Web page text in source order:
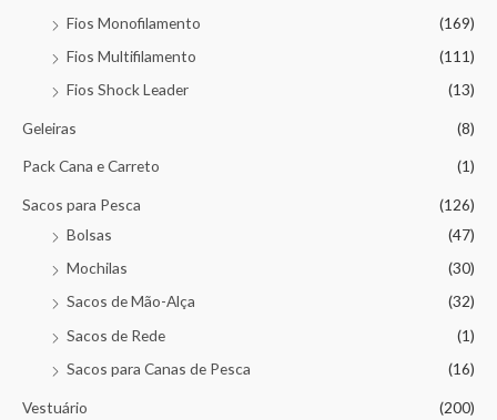
Fios Monofilamento
(169)
Fios Multifilamento
(111)
Fios Shock Leader
(13)
Geleiras (8)
Pack Cana e Carreto (1)
Sacos para Pesca
(126)
Bolsas
(47)
Mochilas
(30)
Sacos de Mão-Alça
(32)
Sacos de Rede
(1)
Sacos para Canas de Pesca
(16)
Vestuário
(200)